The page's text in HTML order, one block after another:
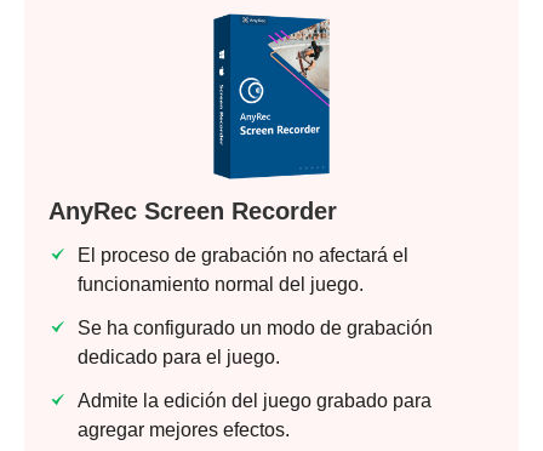
AnyRec Screen Recorder
El proceso de grabación no afectará el
funcionamiento normal del juego.
Se ha configurado un modo de grabación
dedicado para el juego.
Admite la edición del juego grabado para
agregar mejores efectos.